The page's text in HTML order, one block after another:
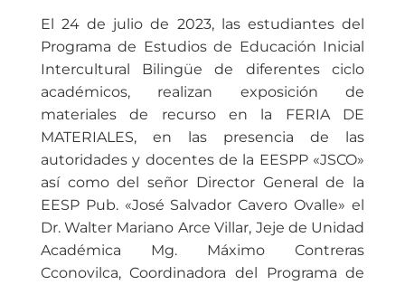
El 24 de julio de 2023, las estudiantes del
Programa de Estudios de Educación Inicial
Intercultural Bilingüe de diferentes ciclo
académicos, realizan exposición de
materiales de recurso en la FERIA DE
MATERIALES, en las presencia de las
autoridades y docentes de la EESPP «JSCO»
así como del señor Director General de la
EESP Pub. «José Salvador Cavero Ovalle» el
Dr. Walter Mariano Arce Villar, Jeje de Unidad
Académica Mg. Máximo Contreras
Cconovilca, Coordinadora del Programa de